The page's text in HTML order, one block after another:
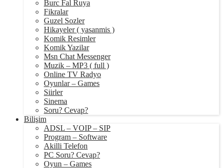
Burc Fal Ruya
Fikralar
Guzel Sozler
Hikayeler ( yasanmis )
Komik Resimler
Komik Yazilar
Msn Chat Messenger
Muzik – MP3 ( full )
Online TV Radyo
Oyunlar – Games
Siirler
Sinema
Soru? Cevap?
Bilişim
ADSL – VOIP – SIP
Program – Software
Akilli Telefon
PC Soru? Cevap?
Oyun – Games